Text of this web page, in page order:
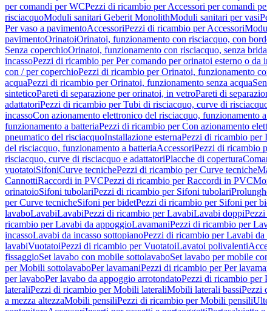
per comandi per WCPezzi di ricambio per Accessori per comandi
risciacquoModuli sanitari Geberit MonolithModuli sanitari per vasi
Per vaso a pavimentoAccessoriPezzi di ricambio per Accessori
pavimentoOrinatoiOrinatoi, funzionamento con risciacquo, con
Senza coperchioOrinatoi, funzionamento con risciacquo, senza
incassoPezzi di ricambio per Per comando per orinatoi esterno o da
con / per coperchioPezzi di ricambio per Orinatoi, funzionamento
acquaPezzi di ricambio per Orinatoi, funzionamento senza acqua
sinteticoPareti di separazione per orinatoi, in vetroPareti di
adattatoriPezzi di ricambio per Tubi di risciacquo, curve di
incassoCon azionamento elettronico del risciacquo, funzionamento
funzionamento a batteriaPezzi di ricambio per Con azionamento
pneumatico del risciacquoInstallazione esternaPezzi di ricambio per
del risciacquo, funzionamento a batteriaAccessoriPezzi di ricambio
risciacquo, curve di risciacquo e adattatoriPlacche di copertura
vuotatoiSifoniCurve tecnichePezzi di ricambio per Curve tecniche
CannottiRaccordi in PVCPezzi di ricambio per Raccordi in PVC
orinatoioSifoni tubolariPezzi di ricambio per Sifoni tubolari
per Curve tecnicheSifoni per bidetPezzi di ricambio per Sifoni per
lavaboLavabiLavabiPezzi di ricambio per LavabiLavabi doppi
ricambio per Lavabi da appoggioLavamaniPezzi di ricambio per
incassoLavabi da incasso sottopianoPezzi di ricambio per Lavabi da
lavabiVuotatoiPezzi di ricambio per VuotatoiLavatoi polivalenti
fissaggioSet lavabo con mobile sottolavaboSet lavabo per mobile
per Mobili sottolavaboPer lavamaniPezzi di ricambio per Per
per lavaboPer lavabo da appoggio arrotondatoPezzi di ricambio per
lateraliPezzi di ricambio per Mobili lateraliMobili laterali bassiPezzi
a mezza altezzaMobili pensiliPezzi di ricambio per Mobili pensili